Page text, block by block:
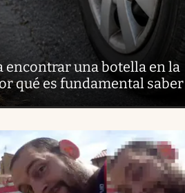
encontrar una botella en la
qué es fundamental saber